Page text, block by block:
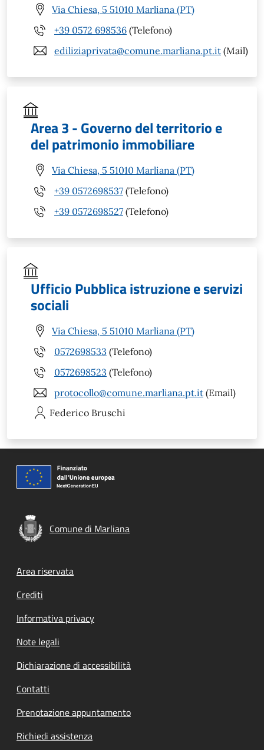
Via Chiesa, 5 51010 Marliana (PT)
+39 0572 698536 (Telefono)
ediliziaprivata@comune.marliana.pt.it (Mail)
Area 3 - Governo del territorio e
del patrimonio immobiliare
Via Chiesa, 5 51010 Marliana (PT)
+39 0572698537 (Telefono)
+39 0572698527 (Telefono)
Ufficio Pubblica istruzione e servizi
sociali
Via Chiesa, 5 51010 Marliana (PT)
0572698533 (Telefono)
0572698523 (Telefono)
protocollo@comune.marliana.pt.it (Email)
Federico Bruschi
Comune di Marliana
Footer menu
Area riservata
Crediti
Informativa privacy
Note legali
Dichiarazione di accessibilità
Contatti
Prenotazione appuntamento
Richiedi assistenza